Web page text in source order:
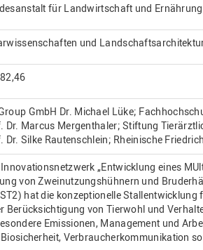
für Landwirtschaft und
und
GmbH Dr. Michael Lüke;
Dr. Marcus Mergenthaler; Stiftung
Dr. Silke Rautenschlein; Rheinische
„Entwicklung eines
von Zweinutzungshühnern und
hat die konzeptionelle
Berücksichtigung von Tierwohl und
Emissionen, Management und
Verbraucherkommunikation